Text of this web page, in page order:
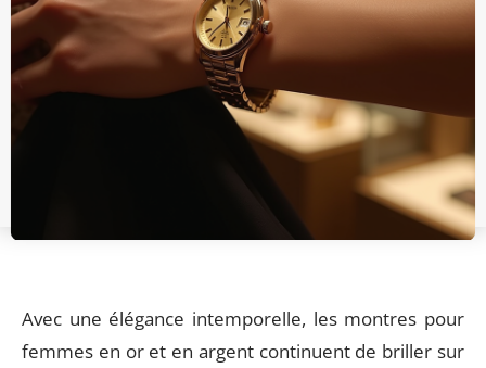
Avec une élégance intemporelle, les montres pour
femmes en or et en argent continuent de briller sur